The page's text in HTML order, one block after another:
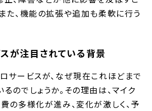
た、機能の拡張や追加も柔軟に行う
が注目されている背景
サービスが、なぜ現在これほどまで
のでしょうか。その理由は、マイク
の多様化が進み、変化が激しく、予